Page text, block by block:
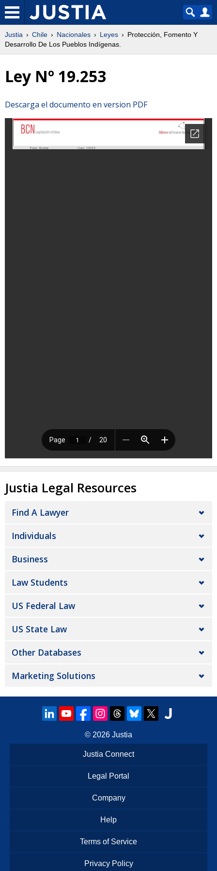
Justia Chile Nacionales Leyes
Protección, Fomento Y
Desarrollo De Los Pueblos Indígenas.
Ley Nº 19.253
Descarga el documento en version PDF
Justia Legal Resources
Find A Lawyer
Individuals
Business
Law Students
US Federal Law
US State Law
Other Databases
Marketing Solutions
© 2026 Justia
Justia Connect
Legal Portal
Company
Help
Terms of Service
Privacy Policy